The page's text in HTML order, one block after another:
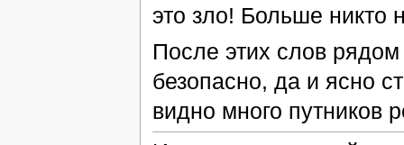
это зло! Больше никто
После этих слов
безопасно, да и ясно
видно много путников